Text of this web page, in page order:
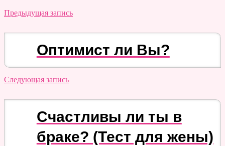
Предыдущая запись
Оптимист ли Вы?
Следующая запись
Счастливы ли ты в
браке? (Тест для жены)